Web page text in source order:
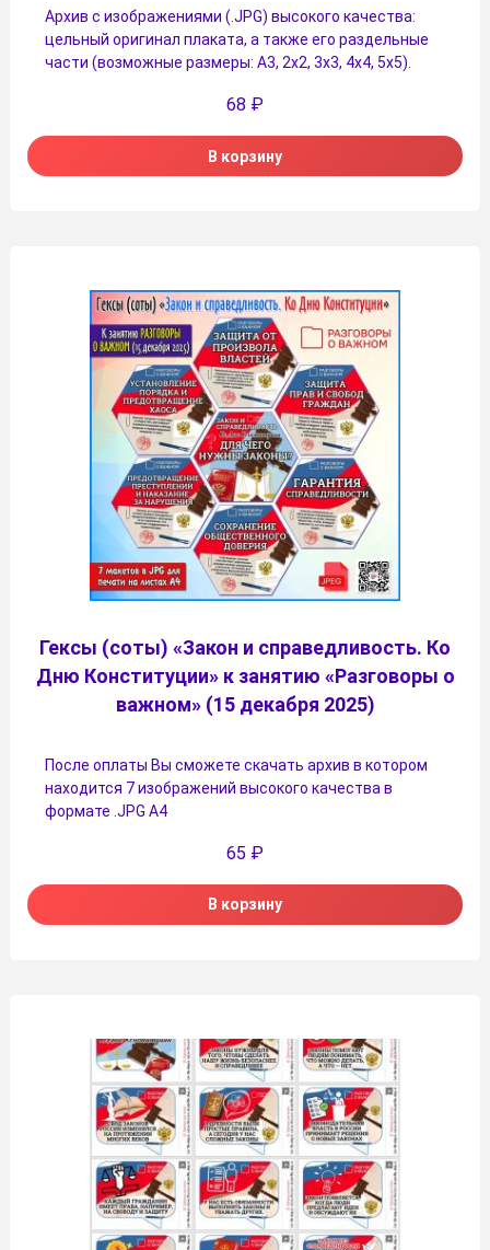
Архив с изображениями (.JPG) высокого качества:
цельный оригинал плаката, а также его раздельные
части (возможные размеры: А3, 2х2, 3х3, 4х4, 5х5).
68 ₽
В корзину
Гексы (соты) «Закон и справедливость. Ко
Дню Конституции» к занятию «Разговоры о
важном» (15 декабря 2025)
После оплаты Вы сможете скачать архив в котором
находится 7 изображений высокого качества в
формате .JPG А4
65 ₽
В корзину